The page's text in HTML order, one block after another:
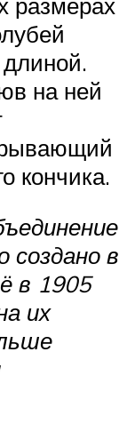
на ней
кончика.
в
в 1905
их